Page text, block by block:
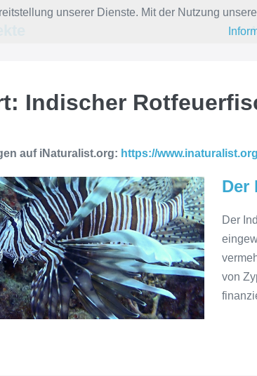
Indischer
auf iNaturalist.org: https://
Der
Der
von
unserer Dienste. Mit der Nutzung